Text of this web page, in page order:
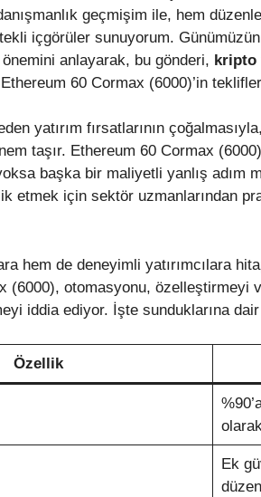
geçmişim ile, hem
içgörüler sunuyorum.
önemini anlayarak, bu gönderi, kripto
60 Cormax (6000)’in
yatırım fırsatlarının
taşır. Ethereum 60 Cormax
başka bir maliyetli yanlış adım
etmek için sektör uzmanlarından
hem de deneyimli yatırımcılara
(6000), otomasyonu, özelleştirmeyi
iddia ediyor. İşte sunduklarına dair
Özellik
Ek